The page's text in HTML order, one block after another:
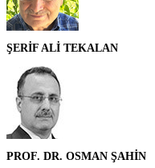
ŞERİF ALİ TEKALAN
PROF. DR. OSMAN ŞAHİN